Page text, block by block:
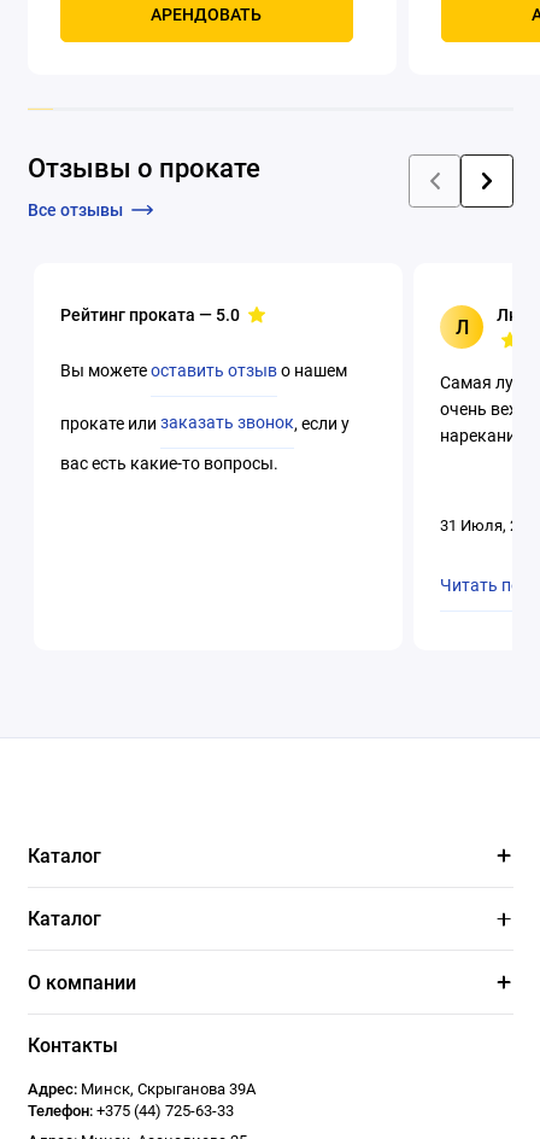
АРЕНДОВАТЬ
Отзывы о прокате
Все отзывы
Рейтинг проката — 5.0
Вы можетеоставить отзыво нашем
прокате илизаказать звонок, если у
вас есть какие-то вопросы.
Л
Самая
очень
нареканий.
31 Июля,
Читать
Каталог
Каталог
О компании
Контакты
Адрес: Минск, Скрыганова 39А
Телефон: +375 (44) 725-63-33